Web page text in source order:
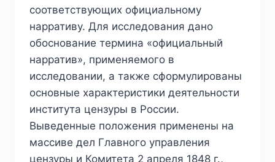
соответствующих официальному
нарративу. Для исследования дано
обоснование термина «официальный
нарратив», применяемого в
исследовании, а также сформулированы
основные характеристики деятельности
института цензуры в России.
Выведенные положения применены на
массиве дел Главного управления
цензуры и Комитета 2 апреля 1848 г.,